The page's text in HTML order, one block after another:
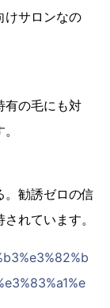
けサロンなの
有の毛にも対
。勧誘ゼロの信
れています。